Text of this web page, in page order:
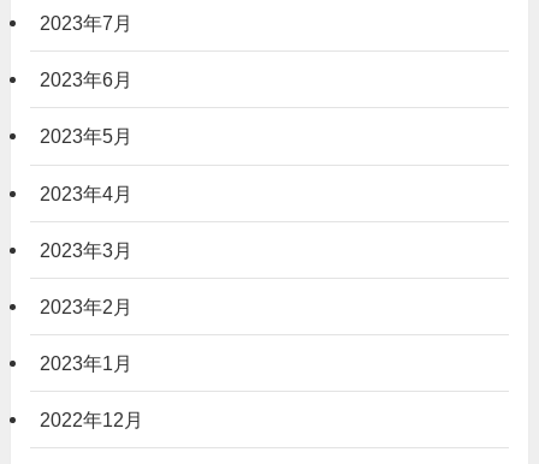
2023年7月
2023年6月
2023年5月
2023年4月
2023年3月
2023年2月
2023年1月
2022年12月